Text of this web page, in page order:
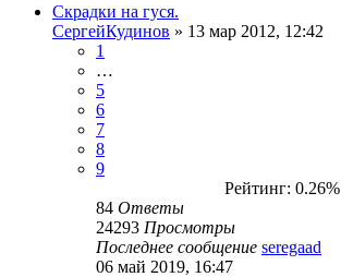
Скрадки на гуся.
СергейКудинов » 13 мар 2012, 12:42
1
…
5
6
7
8
9
Рейтинг: 0.26%
84 Ответы
24293 Просмотры
Последнее сообщение seregaad
06 май 2019, 16:47